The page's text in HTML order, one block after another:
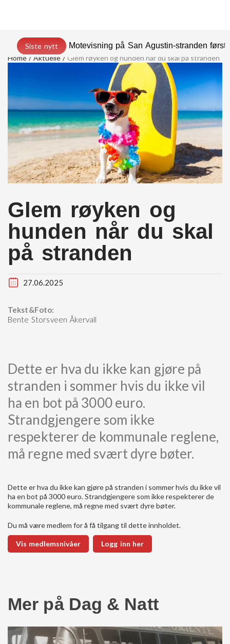
Siste nytt
Motevisning på San Agustin-stranden
Home
Aktuelle Glem røyken og hunden når du skal på stranden
Glem røyken og
hunden når du skal
på stranden
27.06.2025
Tekst&Foto:
Bente Storsveen Åkervall
Dette er hva du ikke kan gjøre på
stranden i sommer hvis du ikke vil
ha en bot på 3000 euro.
Strandgjengere som ikke
respekterer de kommunale reglene,
må regne med svært dyre bøter.
Dette er hva du ikke kan gjøre på stranden i sommer hvis du ikke vil
ha en bot på 3000 euro. Strandgjengere som ikke respekterer de
kommunale reglene, må regne med svært dyre bøter.
Du må være medlem for å få tilgang til dette innholdet.
Vis medlemsnivåer Logg inn her
Mer på Dag & Natt